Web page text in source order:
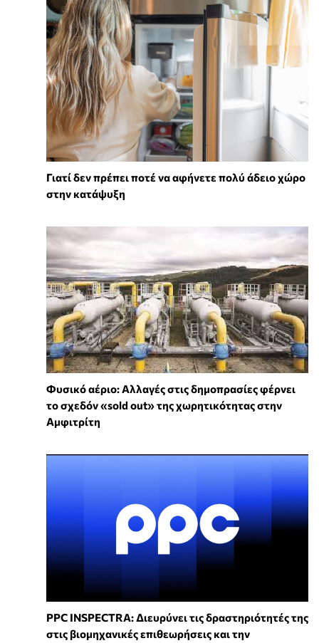
Γιατί δεν πρέπει ποτέ να αφήνετε πολύ άδειο χώρο
στην κατάψυξη
Φυσικό αέριο: Αλλαγές στις δημοπρασίες φέρνει
το σχεδόν «sold out» της χωρητικότητας στην
Αμφιτρίτη
PPC INSPECTRA: Διευρύνει τις δραστηριότητές της
στις βιομηχανικές επιθεωρήσεις και την